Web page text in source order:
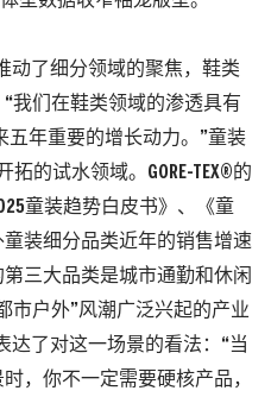
动了细分领域的聚焦，鞋类
我们在鞋类领域的渗透具有
五年重要的增长动力。”童装
拓的试水领域。GORE-TEX®的
童装趋势白皮书》、《童
装细分品类近年的销售增速
第三大品类是城市通勤和休闲
市户外”风潮广泛兴起的产业
达了对这一场景的看法：“当
，你不一定需要硬核产品，